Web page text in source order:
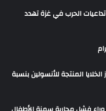
: تداعيات الحرب في غزة تهدد
المنتجة للأنسولين بنسبة